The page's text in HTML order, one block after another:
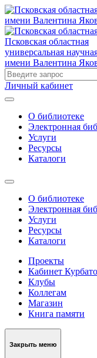
Псковская областная
универсальная
имени Валентина
Личный кабинет
О библиотеке
Электронная
Услуги
Ресурсы
Каталоги
О библиотеке
Электронная
Услуги
Ресурсы
Каталоги
Проекты
Кабинет
Клубы
Коллегам
Магазин
Книга памяти
Закрыть меню